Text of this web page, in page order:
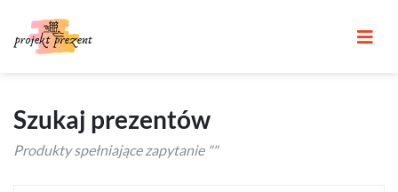
Szukaj prezentów
Produkty spełniające zapytanie ""